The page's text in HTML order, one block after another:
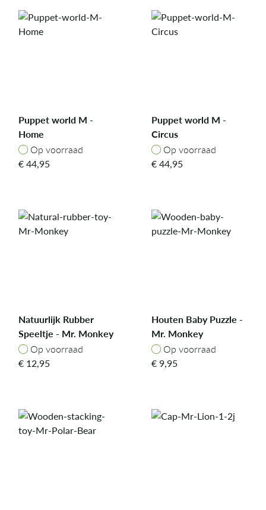
Puppet world M -
Home
Op voorraad
Op voorraad
€44,95
Puppet world M -
Circus
Op voorraad
Op voorraad
€44,95
Natuurlijk Rubber
Speeltje - Mr. Monkey
Op voorraad
Op voorraad
€ 12,95
Houten Baby Puzzle -
Mr. Monkey
Op voorraad
Op voorraad
€ 9,95